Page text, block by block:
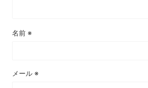
名前 ※
メール ※